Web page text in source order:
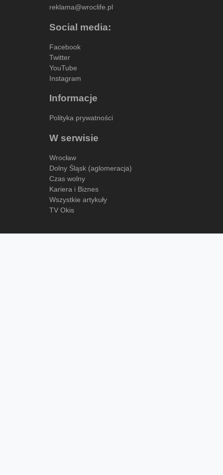
reklama@wroclife.pl
Social media:
Facebook
Twitter
YouTube
Instagram
Informacje
Polityka prywatności
W serwisie
Wrocław
Dolny Śląsk (aglomeracja)
Czas wolny
Kariera i Biznes
Wszystkie artykuły
TV Okis